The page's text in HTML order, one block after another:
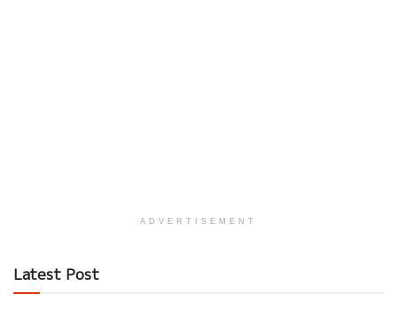
ADVERTISEMENT
Latest Post